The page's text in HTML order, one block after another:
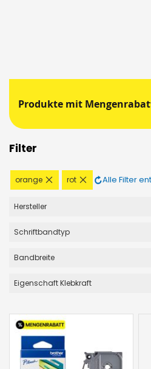
Produkte mit
Filter
orange
Diesen
Artikel
rot
Diesen
Artikel
Alle Filter
Hersteller
Schriftbandtyp
Bandbreite
Eigenschaft Klebkraft